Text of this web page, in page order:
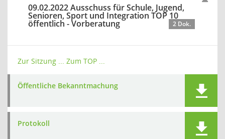
09.02.2022 Ausschuss für Schule, Jugend,
Senioren, Sport und Integration TOP 10
öffentlich - Vorberatung 2 Dok.
Zur Sitzung ... Zum TOP ...
Öffentliche Bekanntmachung
Protokoll